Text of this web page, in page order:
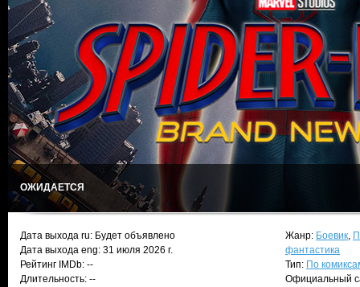
ОЖИДАЕТСЯ
Дата выхода ru: Будет объявлено
Дата выхода eng: 31 июля 2026 г.
Рейтинг IMDb: --
Длительность: --
Жанр: Боевик,
фантастика
Тип: По
Официальный